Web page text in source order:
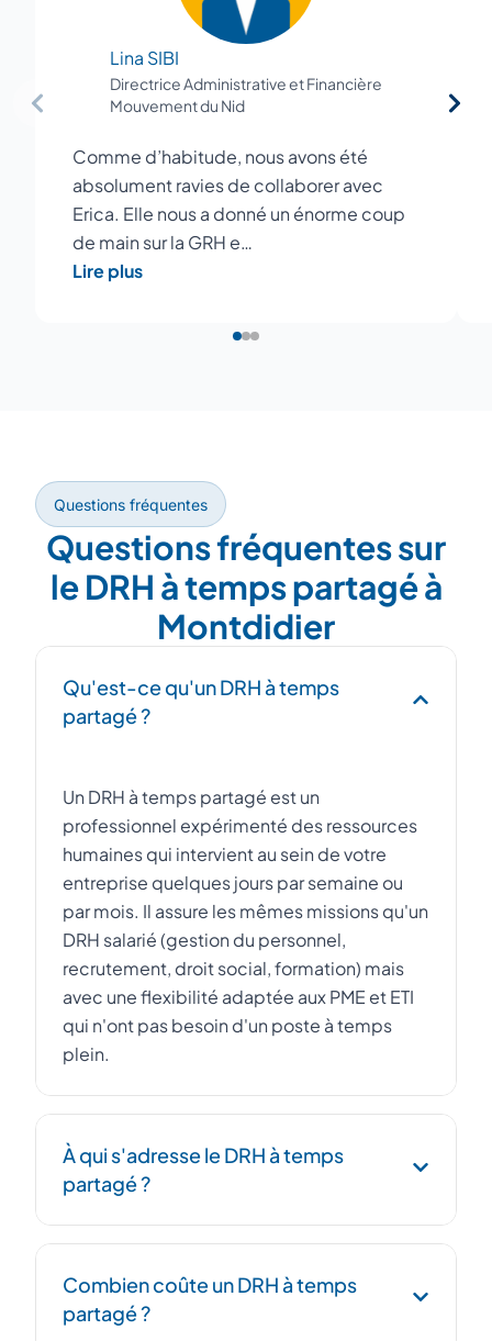
Lina SIBI
Directrice Administrative et Financière
Mouvement du Nid
Comme d’habitude, nous avons été
absolument ravies de collaborer avec
Erica. Elle nous a donné un énorme coup
de main sur la GRH e…
Lire plus
Questions fréquentes
Questions fréquentes sur
le DRH à temps partagé à
Montdidier
Qu'est-ce qu'un DRH à temps
partagé ?
Un DRH à temps partagé est un
professionnel expérimenté des ressources
humaines qui intervient au sein de votre
entreprise quelques jours par semaine ou
par mois. Il assure les mêmes missions qu'un
DRH salarié (gestion du personnel,
recrutement, droit social, formation) mais
avec une flexibilité adaptée aux PME et ETI
qui n'ont pas besoin d'un poste à temps
plein.
À qui s'adresse le DRH à temps
partagé ?
startups et ETI de 10 à 500 salariés qui
souhaitent professionnaliser leur fonction
Combien coûte un DRH à temps
partagé ?